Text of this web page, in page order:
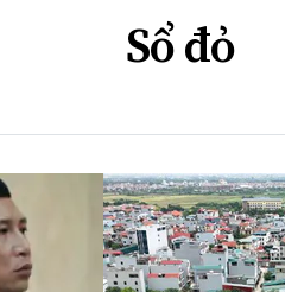
Góc nhìn luật gia
An ninh - Hình sự
INFOCUS
Sổ đỏ